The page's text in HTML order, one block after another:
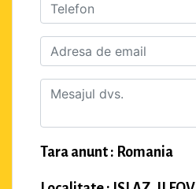
Tara anunt : Romania